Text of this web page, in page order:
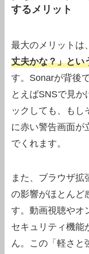
するメリット
最大のメリットは
丈夫かな？」とい
す。Sonarが背後
とえばSNSで見か
ックしても、もし
に赤い警告画面が
でくれます。
また、ブラウザ拡
の影響がほとんど
す。動画視聴やオ
セキュリティ機能
ん。この「軽さと